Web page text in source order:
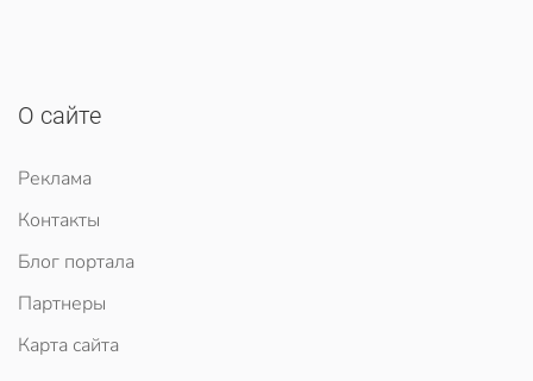
О сайте
Реклама
Контакты
Блог портала
Партнеры
Карта сайта